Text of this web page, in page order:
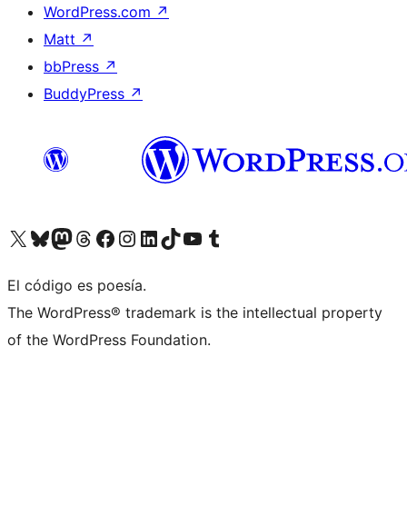
WordPress.com ↗
Matt ↗
bbPress ↗
BuddyPress ↗
Visit our X (formerly Twitter) account
Visit our Bluesky account
Visit our Mastodon account
Visit our Threads account
Visita nuestra página de Facebook
Visita nuestra cuenta de Instagram
Visita nuestra cuenta de LinkedIn
Visit our TikTok account
Visita nuestro canal de YouTube
Visit our Tumblr account
El código es poesía.
The WordPress® trademark is the intellectual property
of the WordPress Foundation.